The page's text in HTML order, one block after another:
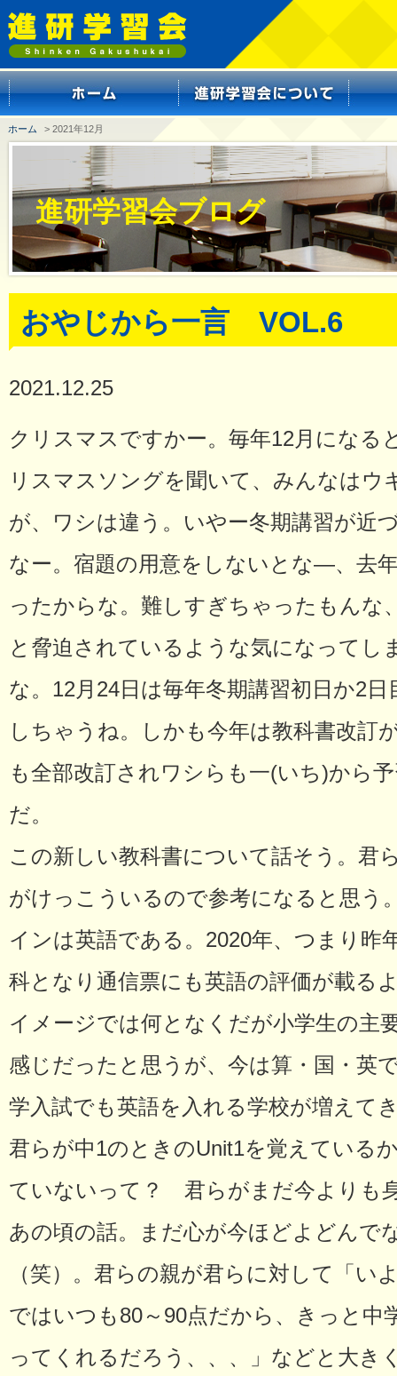
ホーム > 2021年12月
進研学習会ブログ
おやじから一言 VOL.6
2021.12.25
クリスマスですかー。毎年12月になる
リスマスソングを聞いて、みんなはウ
が、ワシは違う。いやー冬期講習が近
なー。宿題の用意をしないとな―、去
ったからな。難しすぎちゃったもんな
と脅迫されているような気になってし
な。12月24日は毎年冬期講習初日か2
しちゃうね。しかも今年は教科書改訂
も全部改訂されワシらも一(いち)から
だ。
この新しい教科書について話そう。君
がけっこういるので参考になると思う
インは英語である。2020年、つまり昨
科となり通信票にも英語の評価が載る
イメージでは何となくだが小学生の主
感じだったと思うが、今は算・国・英
学入試でも英語を入れる学校が増えて
君らが中1のときのUnit1を覚えている
ていないって？ 君らがまだ今よりも
あの頃の話。まだ心が今ほどよどんで
（笑）。君らの親が君らに対して「い
ではいつも80～90点だから、きっと中
ってくれるだろう、、、」などと大き